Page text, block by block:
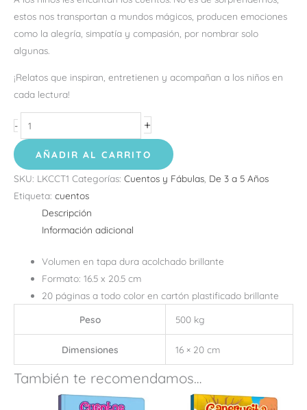
estos nos transportan a mundos mágicos, producen emociones
como la alegría, simpatía y compasión, por nombrar solo
algunas.
¡Relatos que inspiran, entretienen y acompañan a los niños en
cada lectura!
- +
AÑADIR AL CARRITO
SKU: LKCCT1 Categorías: Cuentos y Fábulas De 3 a 5 Años
Etiqueta: cuentos
Descripción
Información adicional
Volumen en tapa dura acolchado brillante
Formato: 16.5 x 20.5 cm
20 páginas a todo color en cartón plastificado brillante
Peso 500 kg
Dimensiones 16 × 20 cm
También te recomendamos…